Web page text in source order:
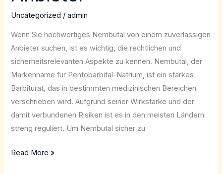
Uncategorized /admin
Wenn Sie hochwertiges Nembutal von einem zuverlässigen
Anbieter suchen, ist es wichtig, die rechtlichen und
sicherheitsrelevanten Aspekte zu kennen. Nembutal, der
Markenname für Pentobarbital-Natrium, ist ein starkes
Barbiturat, das in bestimmten medizinischen Bereichen
verschrieben wird. Aufgrund seiner Wirkstärke und der
damit verbundenen Risiken ist es in den meisten Ländern
streng reguliert. Um Nembutal sicher zu
Read More »